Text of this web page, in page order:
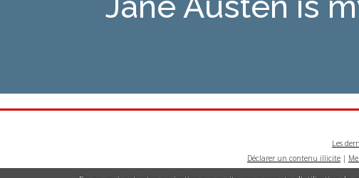
Les
Déclarer un contenu illicite |